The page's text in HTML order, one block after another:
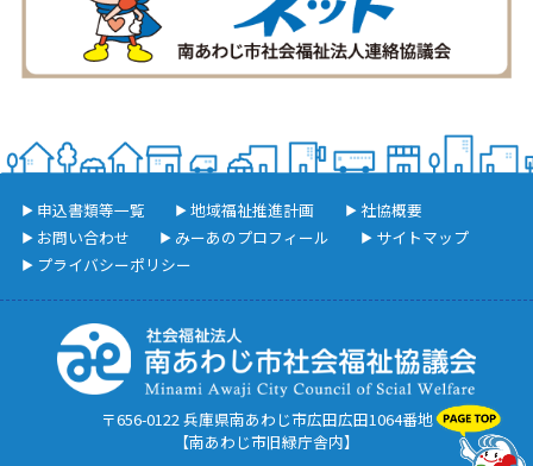
申込書類等一覧 地域福祉推進計画
社協概要
お問い合わせ
みーあのプロフィール
サイトマップ
プライバシーポリシー
〒656-0122 兵庫県南あわじ市広田広田1064番地
【南あわじ市旧緑庁舎内】